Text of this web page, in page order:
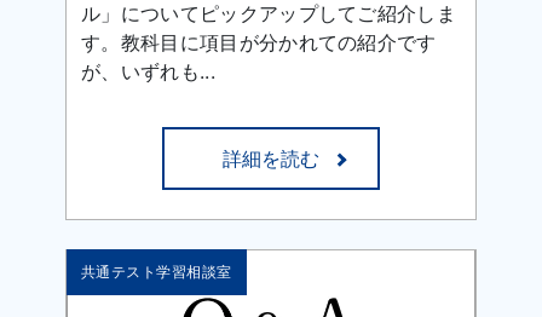
ル」についてピックアップしてご紹介しま
す。教科目に項目が分かれての紹介です
が、いずれも...
詳細を読む
共通テスト学習相談室